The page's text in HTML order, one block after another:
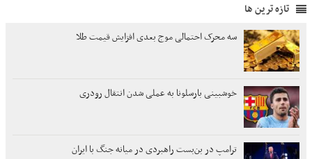
تازه ترین ها
سه محرک احتمالی موج بعدی افزایش قیمت طلا
خوشبینی بارسلونا به عملی شدن انتقال رودری
ترامپ در بن‌بست راهبردی در میانه جنگ با ایران